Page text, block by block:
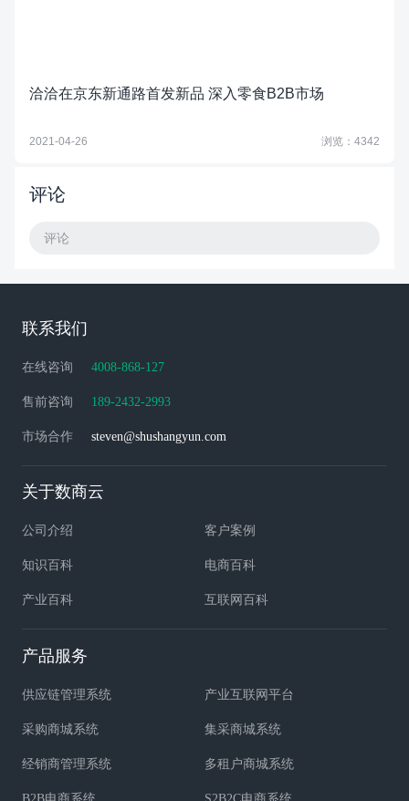
洽洽在京东新通路首发新品 深入零食B2B市场
2021-04-26 浏览：4342
评论
评论
联系我们
在线咨询 4008-868-127
售前咨询 189-2432-2993
市场合作 steven@shushangyun.com
关于数商云
公司介绍 客户案例
知识百科 电商百科
产业百科 互联网百科
产品服务
供应链管理系统 产业互联网平台
采购商城系统 集采商城系统
经销商管理系统 多租户商城系统